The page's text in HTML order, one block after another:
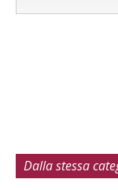
Dalla stessa